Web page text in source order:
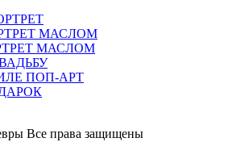
МАСЛОМ
МАСЛОМ
ПОП-АРТ
Все права защищены